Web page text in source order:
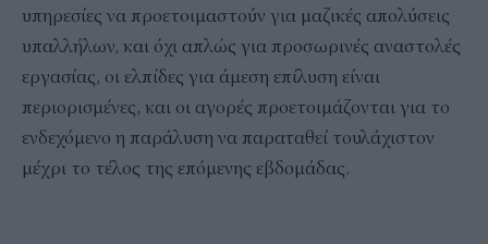
υπηρεσίες να προετοιμαστούν για μαζικές απολύσεις
υπαλλήλων, και όχι απλώς για προσωρινές αναστολές
εργασίας, οι ελπίδες για άμεση επίλυση είναι
περιορισμένες, και οι αγορές προετοιμάζονται για το
ενδεχόμενο η παράλυση να παραταθεί τουλάχιστον
μέχρι το τέλος της επόμενης εβδομάδας.